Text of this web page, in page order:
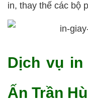
in, thay thế các bộ
Dịch vụ
Ấn Trần